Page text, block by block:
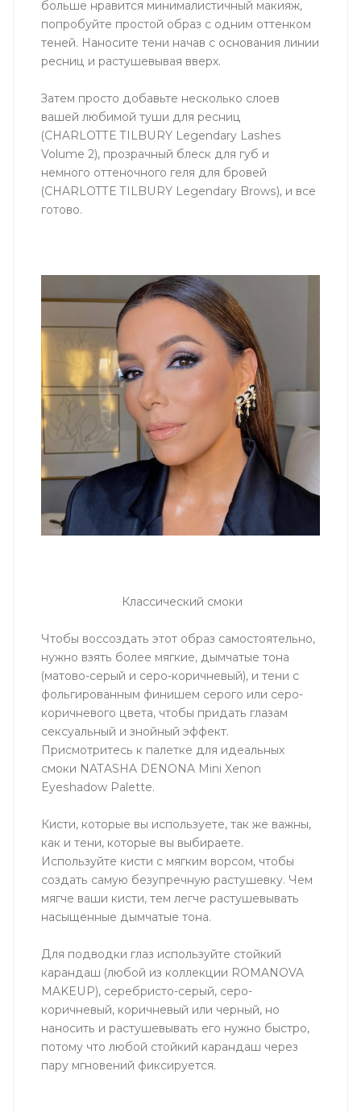
больше нравится минималистичный макияж,
попробуйте простой образ с одним оттенком
теней. Наносите тени начав с основания линии
ресниц и растушевывая вверх.
Затем просто добавьте несколько слоев
вашей любимой туши для ресниц
(CHARLOTTE TILBURY Legendary Lashes
Volume 2), прозрачный блеск для губ и
немного оттеночного геля для бровей
(CHARLOTTE TILBURY Legendary Brows), и все
готово.
Классический смоки
Чтобы воссоздать этот образ самостоятельно,
нужно взять более мягкие, дымчатые тона
(матово-серый и серо-коричневый), и тени с
фольгированным финишем серого или серо-
коричневого цвета, чтобы придать глазам
сексуальный и знойный эффект.
Присмотритесь к палетке для идеальных
смоки NATASHA DENONA Mini Xenon
Eyeshadow Palette.
Кисти, которые вы используете, так же важны,
как и тени, которые вы выбираете.
Используйте кисти с мягким ворсом, чтобы
создать самую безупречную растушевку. Чем
мягче ваши кисти, тем легче растушевывать
насыщенные дымчатые тона.
Для подводки глаз используйте стойкий
карандаш (любой из коллекции ROMANOVA
MAKEUP), серебристо-серый, серо-
коричневый, коричневый или черный, но
наносить и растушевывать его нужно быстро,
потому что любой стойкий карандаш через
пару мгновений фиксируется.